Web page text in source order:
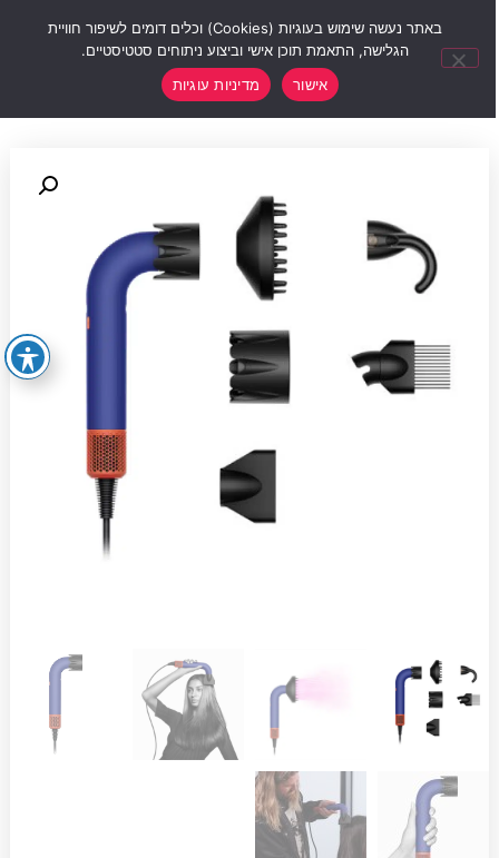
באתר נעשה שימוש בעוגיות (Cookies) וכלים דומים לשיפור חוויית
הגלישה, התאמת תוכן אישי וביצוע ניתוחים סטטיסטיים.
אישור
מדיניות עוגיות